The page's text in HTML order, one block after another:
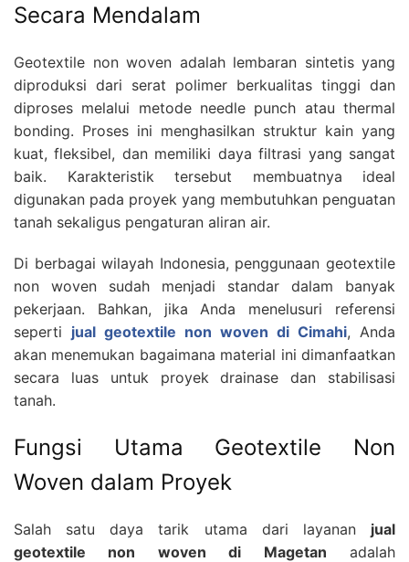
Secara Mendalam
Geotextile non woven adalah lembaran sintetis yang
diproduksi dari serat polimer berkualitas tinggi dan
diproses melalui metode needle punch atau thermal
bonding. Proses ini menghasilkan struktur kain yang
kuat, fleksibel, dan memiliki daya filtrasi yang sangat
baik. Karakteristik tersebut membuatnya ideal
digunakan pada proyek yang membutuhkan penguatan
tanah sekaligus pengaturan aliran air.
Di berbagai wilayah Indonesia, penggunaan geotextile
non woven sudah menjadi standar dalam banyak
pekerjaan. Bahkan, jika Anda menelusuri referensi
seperti jual geotextile non woven di Cimahi, Anda
akan menemukan bagaimana material ini dimanfaatkan
secara luas untuk proyek drainase dan stabilisasi
tanah.
Fungsi Utama Geotextile Non
Woven dalam Proyek
Salah satu daya tarik utama dari layanan jual
geotextile non woven di Magetan adalah